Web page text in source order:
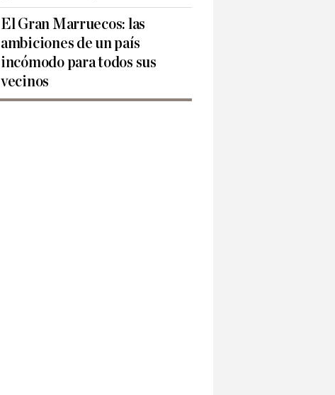
El Gran Marruecos: las
ambiciones de un país
incómodo para todos sus
vecinos